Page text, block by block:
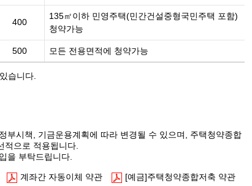
400
135㎡이하 민영주택(민간건설중형국민주택 포함)
청약가능
500 모든 전용면적에 청약가능
습니다.
시책, 기금운용계획에 따라 변경될 수 있으며, 주택청약종합
적으로 적용됩니다.
을 부탁드립니다.
계좌간 자동이체 약관
[예금]주택청약종합저축 약관